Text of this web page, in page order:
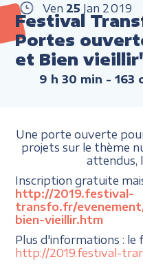
Ven 25 Jan 2019
Festival
Portes
et Bien
9 h 30 min - 163
Une porte ouverte
projets sur le thème
attendus,
Inscription gratuite
http://2019.festival-
transfo.fr/
bien-vieillir.htm
Plus d'informations : le
http://2019.festival-